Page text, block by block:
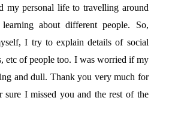
my personal life to travelling around
about different people. So,
I try to explain details of social
etc of people too. I was worried if my
and dull. Thank you very much for
sure I missed you and the rest of the